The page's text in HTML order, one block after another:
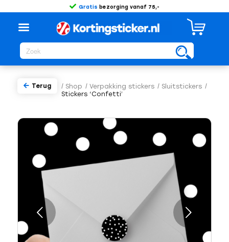
Gratis bezorging vanaf 75,-
/ Shop / Verpakking stickers / Sluitstickers /
Stickers ‘Confetti’
Terug
Volgende